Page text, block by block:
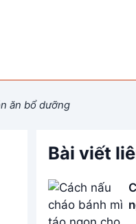
ăn bổ dưỡng
Bài viết